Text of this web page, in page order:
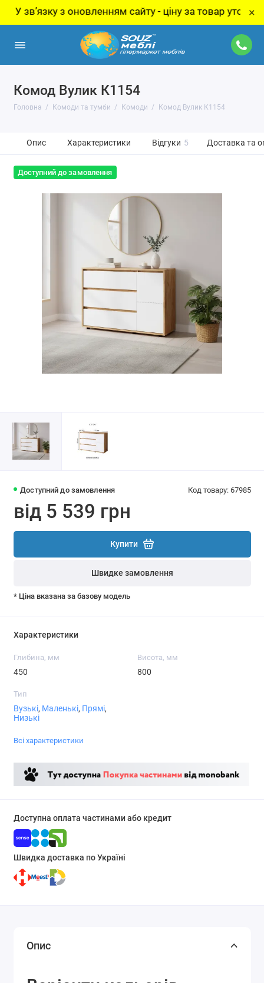
з оновленням сайту - ціну за товар уточнюйте у ×
Комод Вулик К1154
Головна Комоди та тумби Комоди Комод Вулик К1154
Опис Характеристики Відгуки 5 Доставка та
Доступний до замовлення
Доступний до замовлення Код товару: 67985
від 5 539 грн
Купити
Швидке замовлення
* Ціна вказана за базову модель
Характеристики
Глибина, мм
450
Висота, мм
800
Тип
Вузькі, Маленькі, Прямі,
Низькі
Всі характеристики
Доступна оплата частинами або кредит
Швидка доставка по Україні
Опис